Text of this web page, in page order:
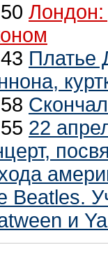
Платье
22
Beatles.
и